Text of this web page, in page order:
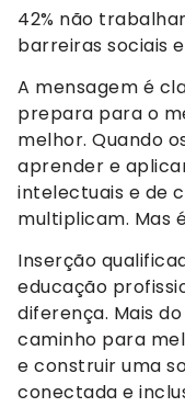
42% não
barreiras sociais
A mensagem é
prepara para o
melhor. Quando
aprender e
intelectuais e de
multiplicam. Mas
Inserção
educação
diferença. Mais
caminho para
e construir uma
conectada e